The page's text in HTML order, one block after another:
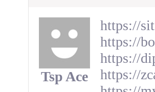
Tsp Ace
https://
https://
https://
https://